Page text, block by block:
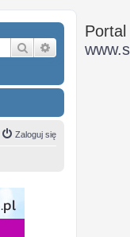
Szukaj Wyszukiwanie
Zaloguj się